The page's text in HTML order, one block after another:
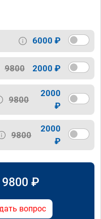
6000 ₽
9800 2000 ₽
9800
2000
₽
9800
2000
₽
9800 ₽
вопрос